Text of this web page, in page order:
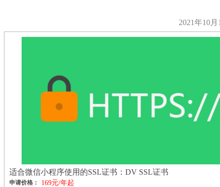
2021年10月
适合微信小程序使用的SSL证书：DV SSL证书
申请价格： 169元/年起